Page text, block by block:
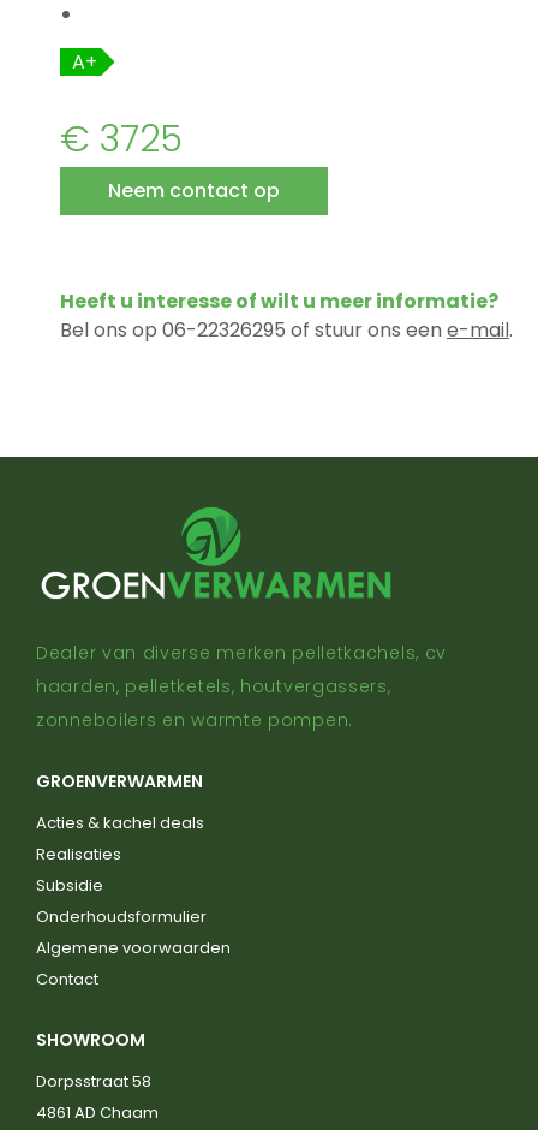
A+
€ 3725
Neem contact op
Heeft u interesse of wilt u meer informatie?
Bel ons op 06-22326295 of stuur ons een e-mail.
Dealer van diverse merken pelletkachels, cv
haarden, pelletketels, houtvergassers,
zonneboilers en warmte pompen.
GROENVERWARMEN
Acties & kachel deals
Realisaties
Subsidie
Onderhoudsformulier
Algemene voorwaarden
Contact
SHOWROOM
Dorpsstraat 58
4861 AD Chaam